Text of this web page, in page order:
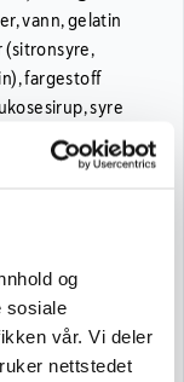
og
sosiale
vår. Vi deler
nettstedet
vann, gelatin
fargestoff
syre
pektin),
aroma,